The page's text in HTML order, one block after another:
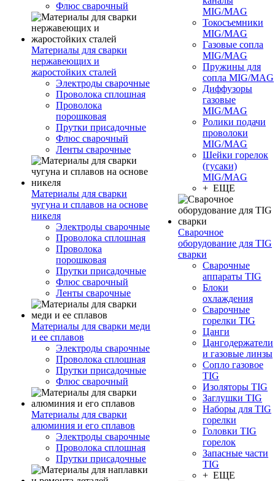
Флюс сварочный
Материалы для сварки
нержавеющих и
жаростойких сталей
Электроды сварочные
Проволока сплошная
Проволока
порошковая
Прутки присадочные
Флюс сварочный
Ленты сварочные
Материалы для сварки
чугуна и сплавов на основе
никеля
Электроды сварочные
Проволока сплошная
Проволока
порошковая
Прутки присадочные
Флюс сварочный
Ленты сварочные
Материалы для сварки меди
и ее сплавов
Электроды сварочные
Проволока сплошная
Прутки присадочные
Флюс сварочный
Материалы для сварки
алюминия и его сплавов
Электроды сварочные
Проволока сплошная
Прутки присадочные
MIG/MAG
Токосъемники
MIG/MAG
Газовые сопла
MIG/MAG
Пружины для
сопла MIG/MAG
Диффузоры
газовые
MIG/MAG
Ролики подачи
проволоки
MIG/MAG
Шейки горелок
(гусаки)
MIG/MAG
+ ЕЩЕ
Сварочное
оборудование для TIG
сварки
Сварочные
аппараты TIG
Блоки
охлаждения
Сварочные
горелки TIG
Цанги
Цангодержатели
и газовые линзы
Сопло газовое
TIG
Изоляторы TIG
Заглушки TIG
Наборы для TIG
горелки
Головки TIG
горелок
Запасные части
TIG
+ ЕЩЕ